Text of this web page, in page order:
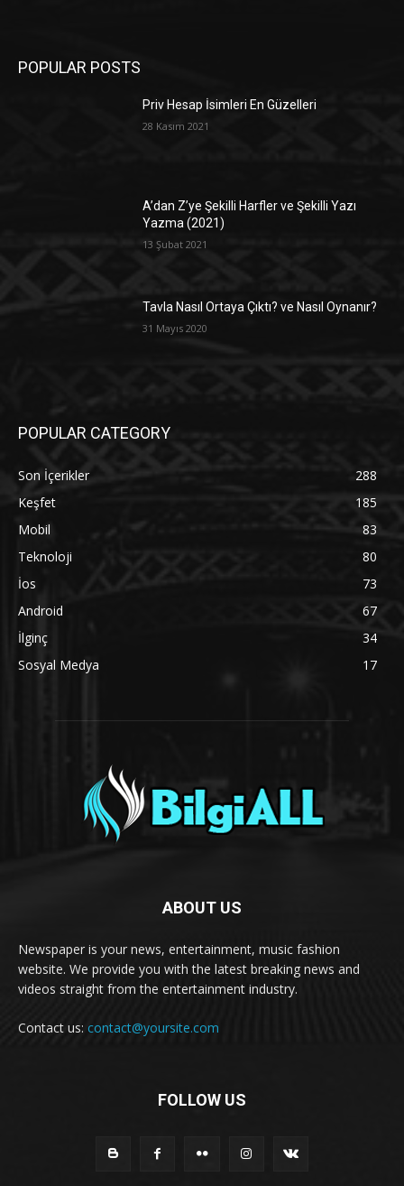
POPULAR POSTS
Priv Hesap İsimleri En Güzelleri
28 Kasım 2021
A’dan Z’ye Şekilli Harfler ve Şekilli Yazı
Yazma (2021)
13 Şubat 2021
Tavla Nasıl Ortaya Çıktı? ve Nasıl Oynanır?
31 Mayıs 2020
POPULAR CATEGORY
Son İçerikler
288
Keşfet
185
Mobil
83
Teknoloji
80
İos
73
Android
67
İlginç
34
Sosyal Medya
17
ABOUT US
Newspaper is your news, entertainment, music fashion
website. We provide you with the latest breaking news and
videos straight from the entertainment industry.
Contact us: contact@yoursite.com
FOLLOW US